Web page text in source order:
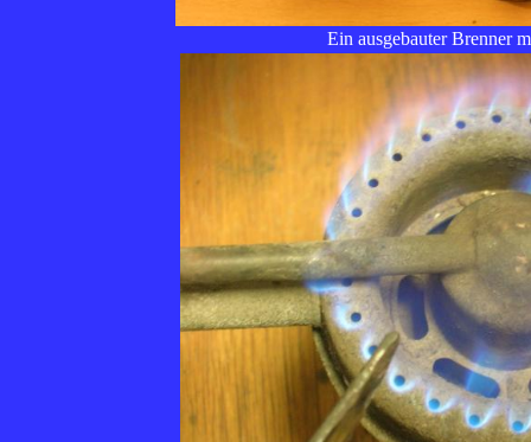
Ein ausgebauter Brenner